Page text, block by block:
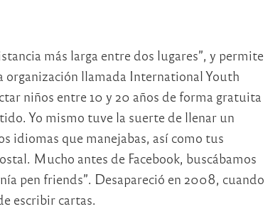
más larga entre dos lugares”, y permite
organización llamada International Youth
niños entre 10 y 20 años de forma gratuita
Yo mismo tuve la suerte de llenar un
idiomas que manejabas, así como tus
Mucho antes de Facebook, buscábamos
pen friends”. Desapareció en 2008, cuando
escribir cartas.